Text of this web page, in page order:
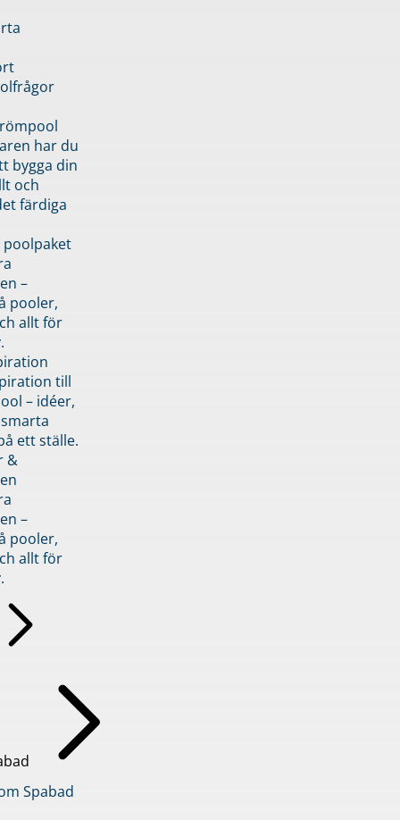
har du
bygga din
och
färdiga
–
pooler,
allt för
till
– idéer,
ett ställe.
&
–
pooler,
allt för
Spabad